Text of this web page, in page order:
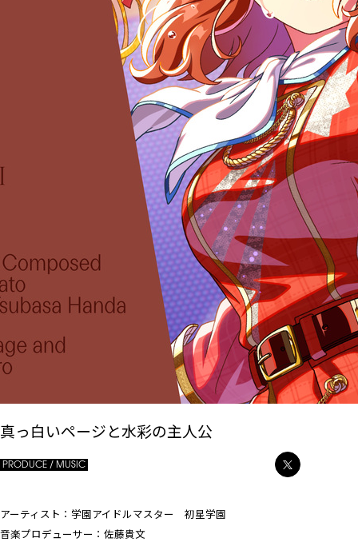
真っ白いページと水彩の主人公
PRODUCE / MUSIC
アーティスト：学園アイドルマスター 初星学園
音楽プロデューサー：佐藤貴文